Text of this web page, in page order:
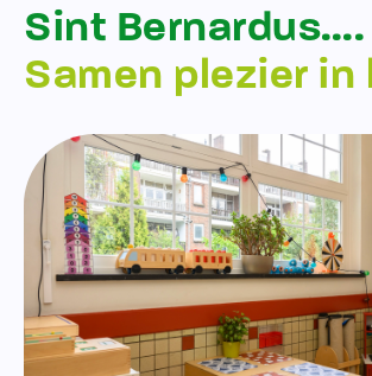
Sint Bernardus….
Samen plezier in